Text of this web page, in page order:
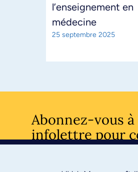
l’enseignement en
médecine
25 septembre 2025
Abonnez-vous
infolettre pour
l’actualité